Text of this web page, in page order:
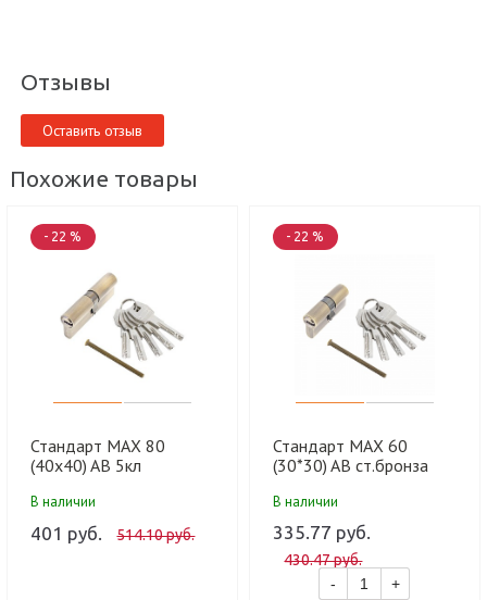
Отзывы
Оставить отзыв
Похожие товары
- 22 %
Стандарт MAX 80
(40х40) AB 5кл
ключ Цилиндровый
механизм (80,10)
В наличии
401 руб. 514.10 руб.
- 22 %
Стандарт MAX 60
(30*30) AB ст.бронза
перф.ключ/ключ
Цилиндровый механизм
(100,10)
В наличии
335.77 руб.
430.47 руб.
-
+